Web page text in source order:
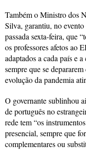
Também o Ministro dos
Silva, garantiu, no evento
passada sexta-feira, que
os professores afetos ao
adaptados a cada país e
sempre que se
evolução da pandemia
O governante sublinhou
de português no
rede tem “os
presencial, sempre que
complementares ou